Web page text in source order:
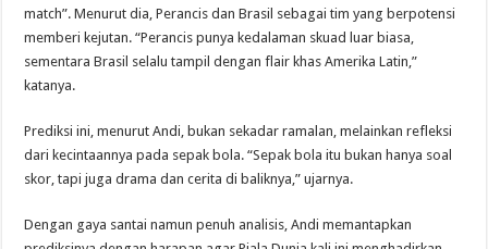
match”. Menurut dia, Perancis dan Brasil sebagai tim yang berpotensi
memberi kejutan. “Perancis punya kedalaman skuad luar biasa,
sementara Brasil selalu tampil dengan flair khas Amerika Latin,”
katanya.
Prediksi ini, menurut Andi, bukan sekadar ramalan, melainkan refleksi
dari kecintaannya pada sepak bola. “Sepak bola itu bukan hanya soal
skor, tapi juga drama dan cerita di baliknya,” ujarnya.
Dengan gaya santai namun penuh analisis, Andi memantapkan